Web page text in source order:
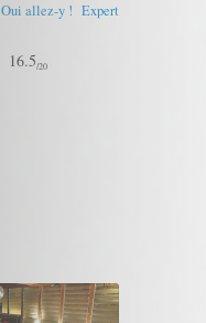
Oui allez-y ! Expert
16.5/20